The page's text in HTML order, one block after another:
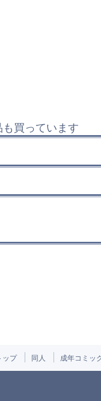
買っています
ップ 同人 成年コミッ